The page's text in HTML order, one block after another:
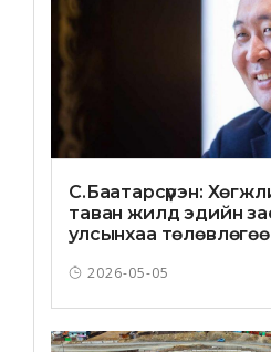
С.Баатарсүрэн:
таван жилд эдийн
улсынхаа
онцгойлон анхаарч
2026-05-05